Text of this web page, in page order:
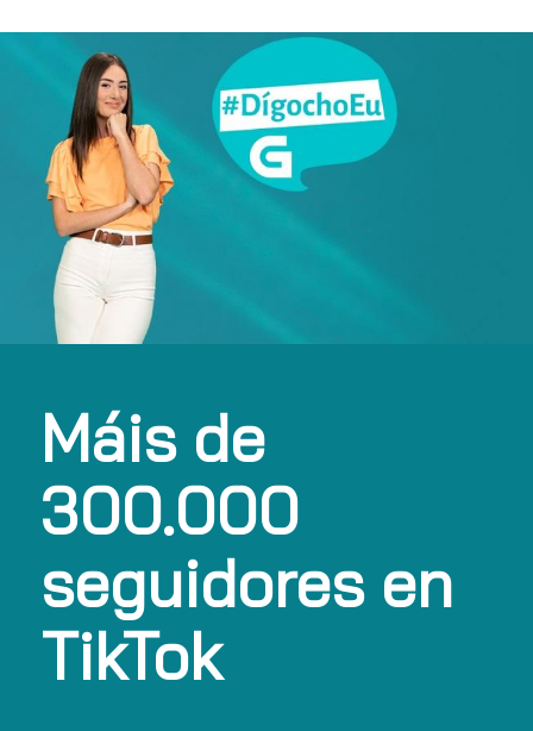
Máis de
300.000
seguidores en
TikTok